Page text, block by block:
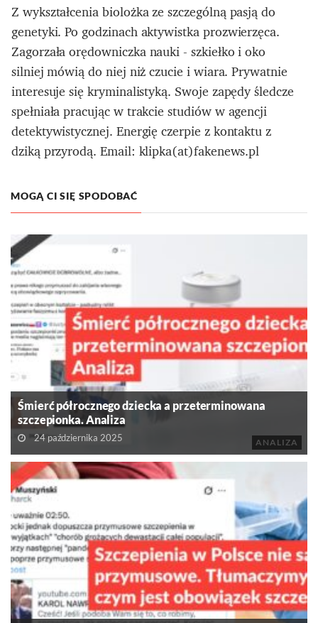
Z wykształcenia biolożka ze szczególną pasją do
genetyki. Po godzinach aktywistka prozwierzęca.
Zagorzała orędowniczka nauki - szkiełko i oko
silniej mówią do niej niż czucie i wiara. Prywatnie
interesuje się kryminalistyką. Swoje zapędy śledcze
spełniała pracując w trakcie studiów w agencji
detektywistycznej. Energię czerpie z kontaktu z
dziką przyrodą. Email: klipka(at)fakenews.pl
MOGĄ CI SIĘ SPODOBAĆ
ANALIZA
Śmierć półrocznego dziecka a przeterminowana
szczepionka. Analiza
24 października 2025